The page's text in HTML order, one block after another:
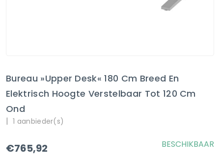
Bureau »Upper Desk« 180 Cm Breed En
Elektrisch Hoogte Verstelbaar Tot 120 Cm
Ond
| 1 aanbieder(s)
€765,92 BESCHIKBAAR